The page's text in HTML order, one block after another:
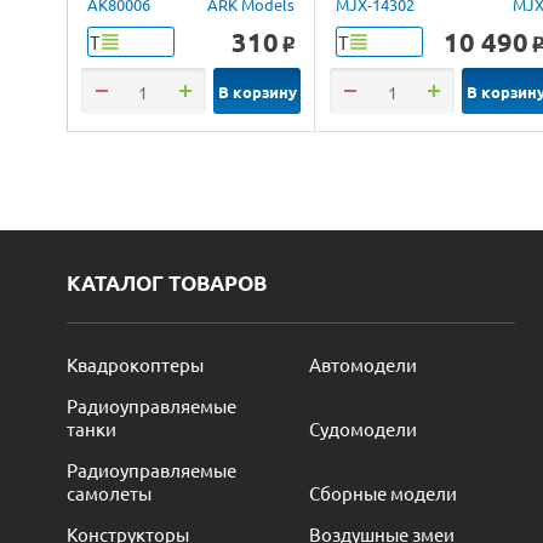
Т 310 o
В корзину
4WD 2.4G LED 1/14
RTR
Т 10 490 o
В
КАТАЛОГ ТОВАРОВ
Квадрокоптеры
Автомодели
Радиоуправляемые
танки
Судомодели
Радиоуправляемые
самолеты
Сборные модели
Конструкторы
Воздушные змеи